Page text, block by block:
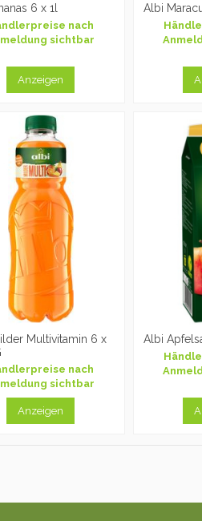
6 x 1l
nach
sichtbar
Anzeigen
Albi
Multivitamin 6 x
nach
sichtbar
Anzeigen
Albi